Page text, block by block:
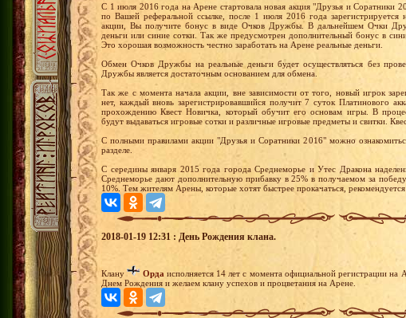
С 1 июля 2016 года на Арене стартовала новая акция "Друзья и Соратники
по Вашей реферальной ссылке, после 1 июля 2016 года
акции, Вы получите бонус в виде Очков Дружбы. В дальнейшем Очки
деньги или синие сотки. Так же предусмотрен дополнительный бонус в
Это хорошая возможность честно заработать на Арене реальные деньги.
Обмен Очков Дружбы на реальные деньги будет осуществляться без
Дружбы является достаточным основанием для обмена.
Так же с момента начала акции, вне зависимости от того, новый игрок
нет, каждый вновь зарегистрировавшийся получит 7 суток Платинового
прохождению Квест Новичка, который обучит его основам игры. В
будут выдаваться игровые сотки и различные игровые предметы и свитки.
С полными правилами акции "Друзья и Соратники 2016" можно
разделе.
С середины января 2015 года города Среднеморье и Утес Дракона
Среднеморье дают дополнительную прибавку в 25% в получаемом за
10%. Тем жителям Арены, которые хотят быстрее прокачаться,
2018-01-19 12:31 : День Рождения клана.
Клану Орда исполняется 14 лет с момента официальной регистрации на
Днем Рождения и желаем клану успехов и процветания на Арене.